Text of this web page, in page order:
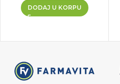
DODAJ U KORPU